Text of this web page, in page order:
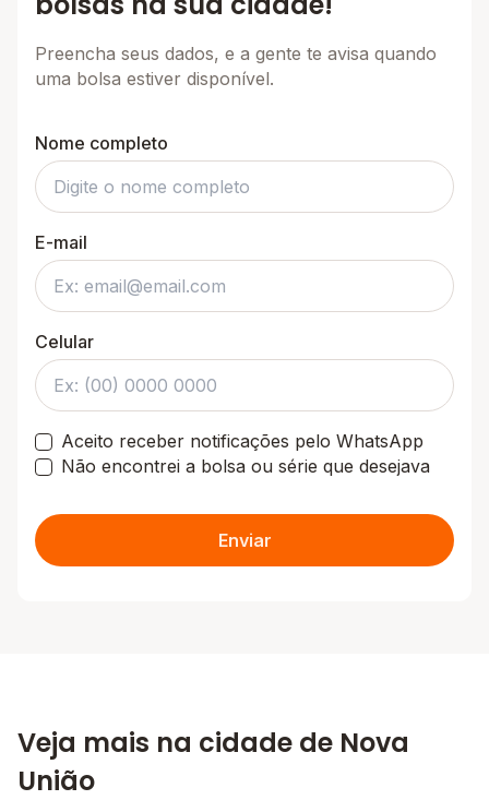
Preencha seus dados, e a gente te avisa quando
uma bolsa estiver disponível.
Nome completo
E-mail
Celular
Aceito receber notificações pelo WhatsApp
Não encontrei a bolsa ou série que desejava
Enviar
Veja mais na cidade de Nova
União